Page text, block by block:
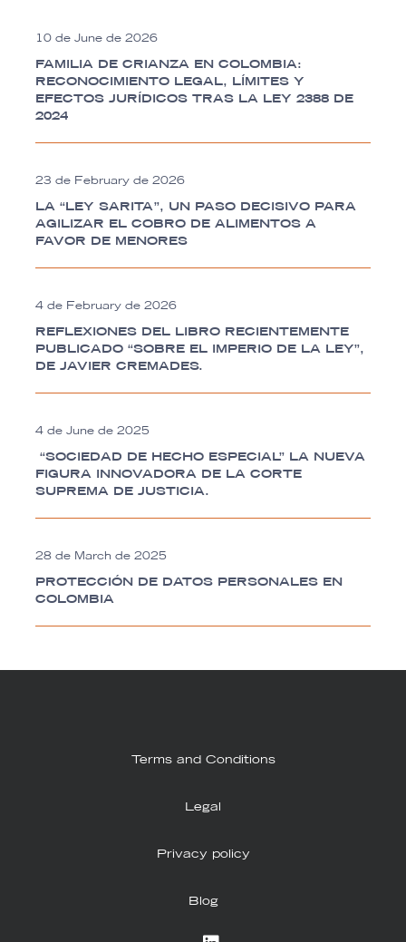
FAMILIA DE CRIANZA EN COLOMBIA:
RECONOCIMIENTO LEGAL, LÍMITES Y
EFECTOS JURÍDICOS TRAS LA LEY 2388 DE
2024
10 de June de 2026
LA “LEY SARITA”, UN PASO DECISIVO PARA
AGILIZAR EL COBRO DE ALIMENTOS A
FAVOR DE MENORES
23 de February de 2026
REFLEXIONES DEL LIBRO RECIENTEMENTE
PUBLICADO “SOBRE EL IMPERIO DE LA LEY”,
DE JAVIER CREMADES.
4 de February de 2026
“SOCIEDAD DE HECHO ESPECIAL” LA NUEVA
FIGURA INNOVADORA DE LA CORTE
SUPREMA DE JUSTICIA.
4 de June de 2025
PROTECCIÓN DE DATOS PERSONALES EN
COLOMBIA
28 de March de 2025
Terms and Conditions
Legal
Privacy policy
Blog